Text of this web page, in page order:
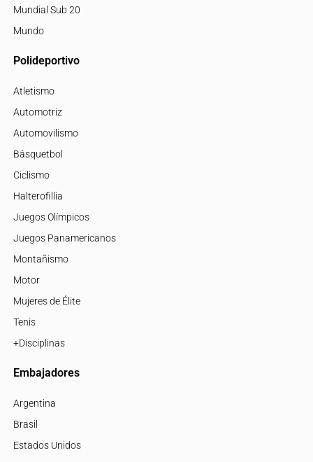
Mundial Sub 20
Mundo
Polideportivo
Atletismo
Automotriz
Automovilismo
Básquetbol
Ciclismo
Halterofillia
Juegos Olímpicos
Juegos Panamericanos
Montañismo
Motor
Mujeres de Élite
Tenis
+Disciplinas
Embajadores
Argentina
Brasil
Estados Unidos